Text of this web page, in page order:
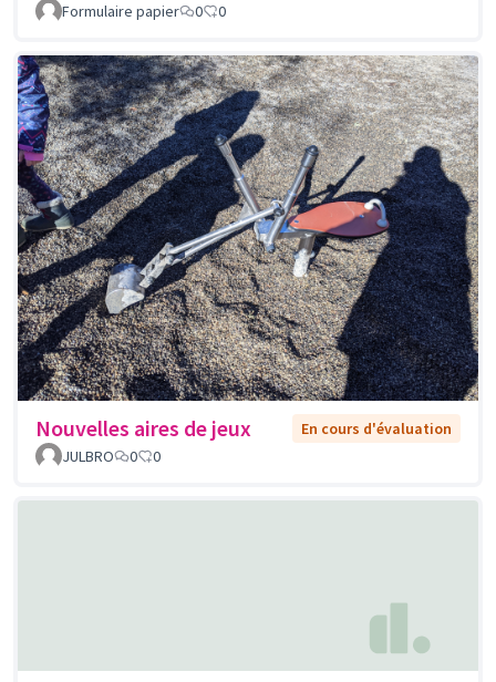
Formulaire papier
0 0
Nouvelles aires de jeux
En cours d'évaluation
JULBRO
0 0